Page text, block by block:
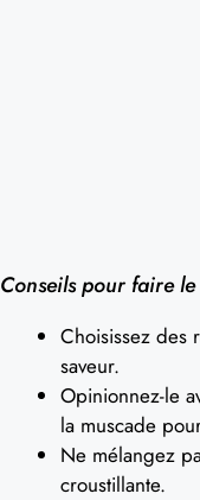
Conseils pour faire
Choisissez des
saveur.
Opinionnez-le
la muscade
Ne mélangez
croustillante.